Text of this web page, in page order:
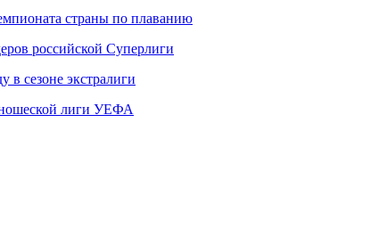
страны по плаванию
российской Суперлиги
в сезоне экстралиги
лиги УЕФА